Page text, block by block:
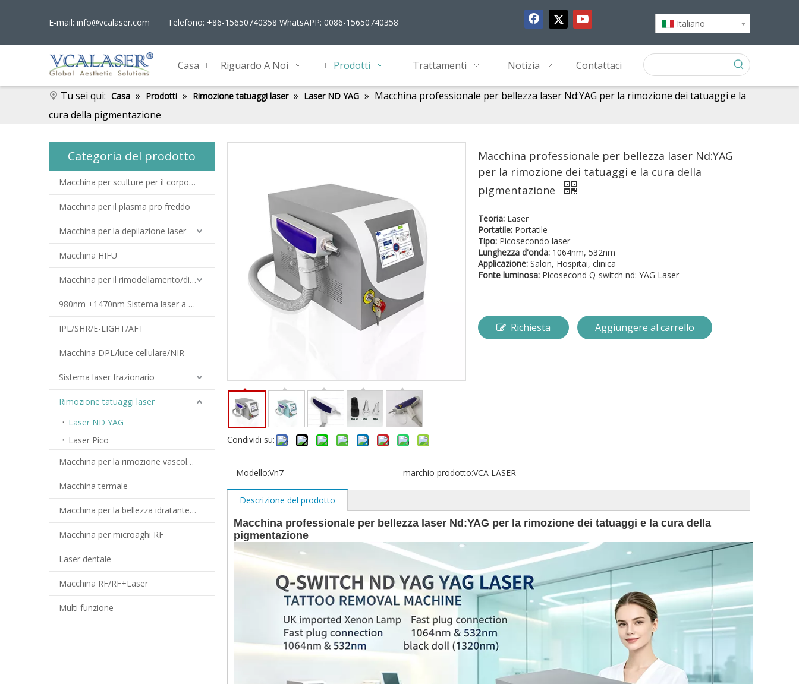
E-mail: info@vcalaser.com Telefono: +86-15650740358 WhatsAPP: 0086-15650740358 Italiano
Casa Riguardo A Noi Prodotti Trattamenti Notizia Contattaci
Tu sei qui: Casa » Prodotti » Rimozione tatuaggi laser » Laser ND YAG » Macchina professionale per bellezza laser Nd:YAG per la rimozione dei tatuaggi e la
cura della pigmentazione
Categoria del prodotto
Macchina per sculture per il corpo EMS
Macchina per il plasma pro freddo
Macchina per la depilazione laser
Macchina HIFU
Macchina per il rimodellamento/dimagrimento del corpo
980nm +1470nm Sistema laser a diodi
IPL/SHR/E-LIGHT/AFT
Macchina DPL/luce cellulare/NIR
Sistema laser frazionario
Rimozione tatuaggi laser
Laser ND YAG
Laser Pico
Macchina per la rimozione vascolare
Macchina termale
Macchina per la bellezza idratante del viso
Macchina per microaghi RF
Laser dentale
Macchina RF/RF+Laser
Multi funzione
Condividi su:
Macchina professionale per bellezza laser Nd:YAG
per la rimozione dei tatuaggi e la cura della
pigmentazione
Teoria: Laser
Portatile: Portatile
Tipo: Picosecondo laser
Lunghezza d'onda: 1064nm, 532nm
Applicazione: Salon, Hospitai, clinica
Fonte luminosa: Picosecond Q-switch nd: YAG Laser
Richiesta Aggiungere al carrello
Modello:Vn7 marchio prodotto:VCA LASER
Descrizione del prodotto
Macchina professionale per bellezza laser Nd:YAG per la rimozione dei tatuaggi e la cura della
pigmentazione